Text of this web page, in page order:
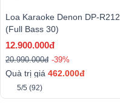
Loa Karaoke Denon DP-R212
(Full Bass 30)
12.900.000đ
20.990.000đ -39%
Quà trị giá 462.000đ
5/5 (92)